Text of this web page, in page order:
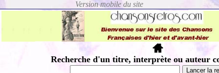
Recherche d'un titre, interprète ou auteur